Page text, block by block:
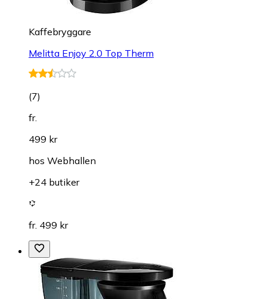
Kaffebryggare
Melitta Enjoy 2.0 Top Therm
(7)
fr.
499 kr
hos Webhallen
+24 butiker
fr. 499 kr